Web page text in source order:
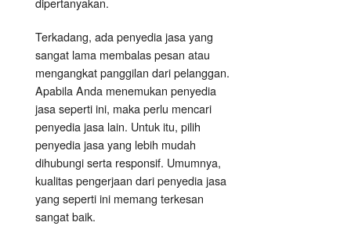
Terkadang, ada penyedia jasa yang
sangat lama membalas pesan atau
mengangkat panggilan dari pelanggan.
Apabila Anda menemukan penyedia
jasa seperti ini, maka perlu mencari
penyedia jasa lain. Untuk itu, pilih
penyedia jasa yang lebih mudah
dihubungi serta responsif. Umumnya,
kualitas pengerjaan dari penyedia jasa
yang seperti ini memang terkesan
sangat baik.